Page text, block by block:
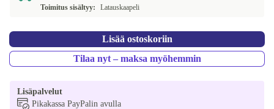
Toimitus sisältyy:
Latauskaapeli
Lisää ostoskoriin
Tilaa nyt – maksa myöhemmin
Lisäpalvelut
Pikakassa PayPalin avulla